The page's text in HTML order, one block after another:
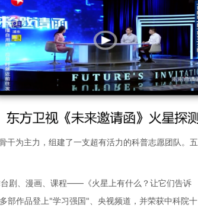
干为主力，组建了一支超有活力的科普志愿团队。五
剧、漫画、课程——《火星上有什么？让它们告诉
作品登上"学习强国"、央视频道，并荣获中科院十